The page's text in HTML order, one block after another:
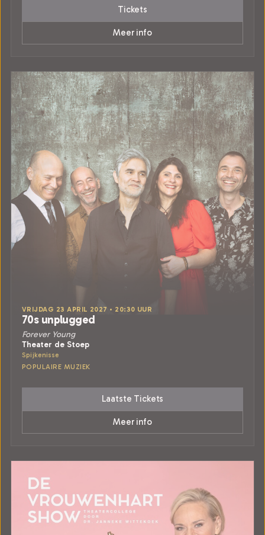
Tickets
Meer info
VRIJDAG 23 APRIL 2027 • 20:30 UUR
70s unplugged
Forever Young
Theater de Stoep
Spijkenisse
POPULAIRE MUZIEK
Laatste Tickets
Meer info